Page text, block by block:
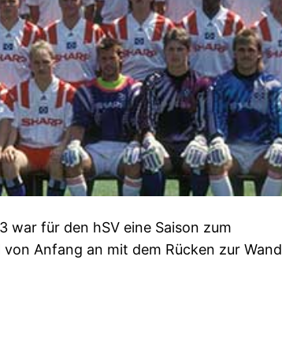
war für den hSV eine Saison zum
Anfang an mit dem Rücken zur Wand